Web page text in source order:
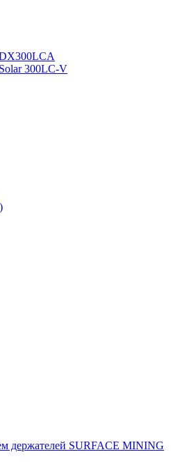
DX300LCA
300LC-V
держателей SURFACE MINING